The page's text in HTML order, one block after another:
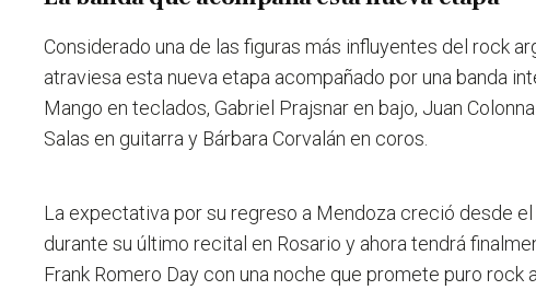
Considerado una de las figuras más influyentes del rock
atraviesa esta nueva etapa acompañado por una banda
Mango en teclados, Gabriel Prajsnar en bajo, Juan
Salas en guitarra y Bárbara Corvalán en coros.
La expectativa por su regreso a Mendoza creció desde
durante su último recital en Rosario y ahora tendrá
Frank Romero Day con una noche que promete puro rock